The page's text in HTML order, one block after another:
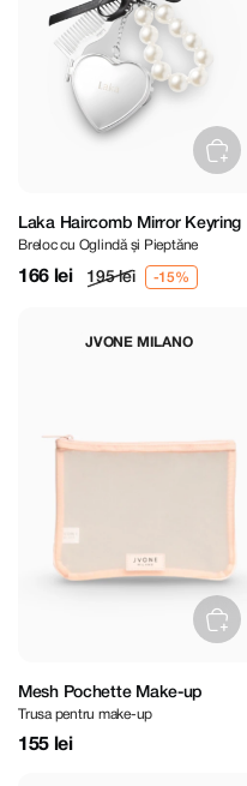
Laka Haircomb Mirror Keyring
Breloc cu Oglindă și Pieptăne
166 lei 195 lei
JVONE MILANO
Mesh Pochette Make-up
Trusa pentru make-up
155 lei